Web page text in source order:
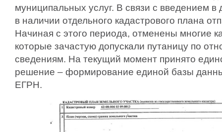
муниципальных услуг. В связи с введением в
в наличии отдельного кадастрового плана
Начиная с этого периода, отменены многие
которые зачастую допускали путаницу по
сведениям. На текущий момент принято
решение – формирование единой базы
ЕГРН.